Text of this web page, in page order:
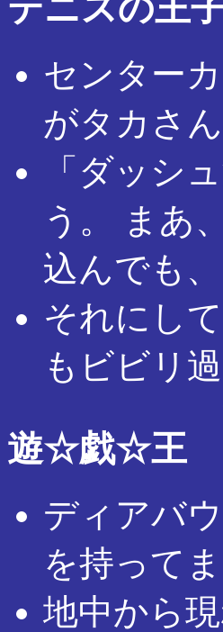
テニスの王
センター
がタカさ
「ダッシ
う。 まあ
込んでも
それにし
もビビリ
遊☆戯☆王
ディアバ
を持って
地中から